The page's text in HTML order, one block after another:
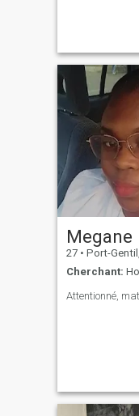
d'ouvriers
Megane
27 • Port-Gentil,
Cherchant:
Attentionné,